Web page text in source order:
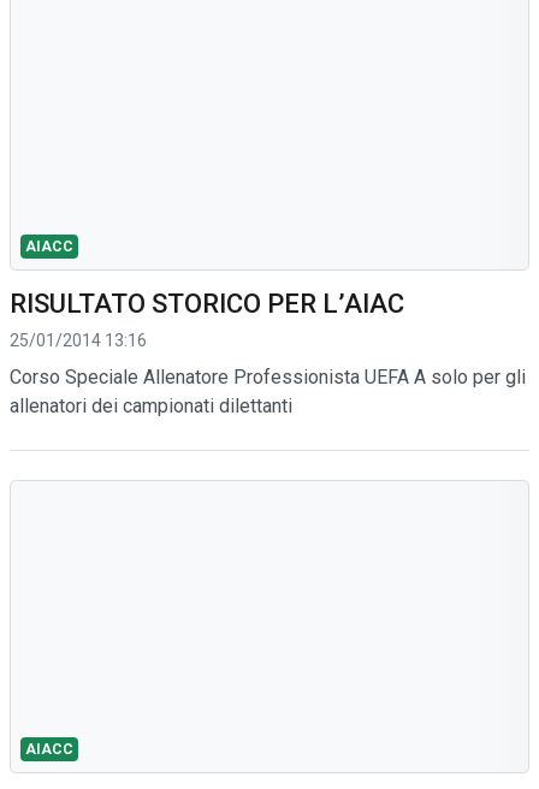
AIACC
RISULTATO STORICO PER L’AIAC
25/01/2014 13:16
Corso Speciale Allenatore Professionista UEFA A solo per gli
allenatori dei campionati dilettanti
AIACC